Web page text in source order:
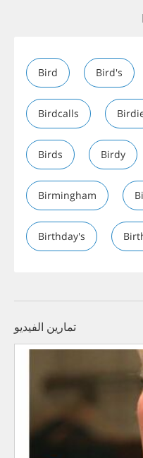
Bird Bird's
Birdcalls
Birds Birdy
Birmingham
Birthday's
تمارين الفيديو